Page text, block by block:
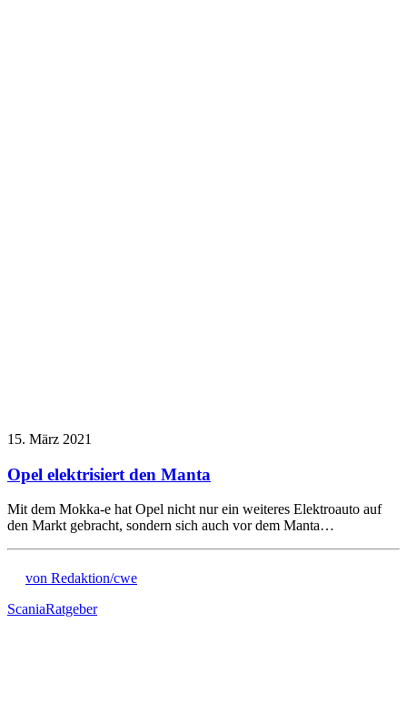
15. März 2021
Opel elektrisiert den Manta
Mit dem Mokka-e hat Opel nicht nur ein weiteres Elektroauto auf
den Markt gebracht, sondern sich auch vor dem Manta…
von Redaktion/cwe
ScaniaRatgeber